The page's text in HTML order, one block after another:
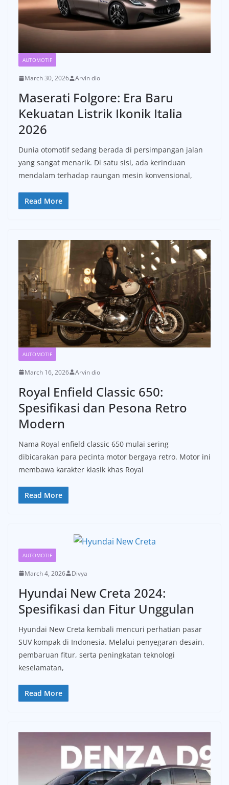
AUTOMOTIF
March 30, 2026 Arvin dio
Maserati Folgore: Era Baru
Kekuatan Listrik Ikonik Italia
2026
Dunia otomotif sedang berada di persimpangan jalan
yang sangat menarik. Di satu sisi, ada kerinduan
mendalam terhadap raungan mesin konvensional,
Read More
AUTOMOTIF
March 16, 2026 Arvin dio
Royal Enfield Classic 650:
Spesifikasi dan Pesona Retro
Modern
Nama Royal enfield classic 650 mulai sering
dibicarakan para pecinta motor bergaya retro. Motor ini
membawa karakter klasik khas Royal
Read More
AUTOMOTIF
March 4, 2026 Divya
Hyundai New Creta 2024:
Spesifikasi dan Fitur Unggulan
Hyundai New Creta kembali mencuri perhatian pasar
SUV kompak di Indonesia. Melalui penyegaran desain,
pembaruan fitur, serta peningkatan teknologi
keselamatan,
Read More